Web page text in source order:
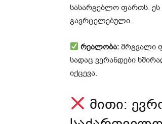
სასარგებლო ფართს. ეს
გავრცელებული.
რეალობა: მრგვალი
სადაც ვერანდები
იქცევა.
მითი: